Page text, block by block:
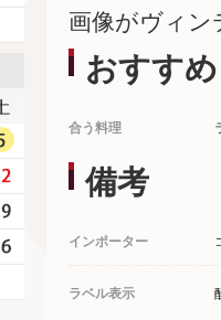
画像がヴィン
おすすめ
合う料理
備考
インポーター
ラベル表示